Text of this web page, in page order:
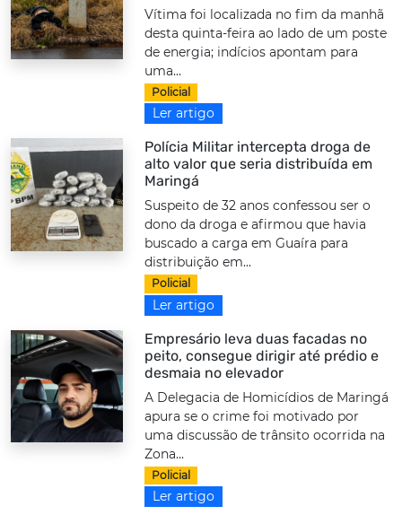
Vítima foi localizada no fim da manhã
desta quinta-feira ao lado de um poste
de energia; indícios apontam para
uma...
Policial
Ler artigo
Polícia Militar intercepta droga de
alto valor que seria distribuída em
Maringá
Suspeito de 32 anos confessou ser o
dono da droga e afirmou que havia
buscado a carga em Guaíra para
distribuição em...
Policial
Ler artigo
Empresário leva duas facadas no
peito, consegue dirigir até prédio e
desmaia no elevador
A Delegacia de Homicídios de Maringá
apura se o crime foi motivado por
uma discussão de trânsito ocorrida na
Zona...
Policial
Ler artigo